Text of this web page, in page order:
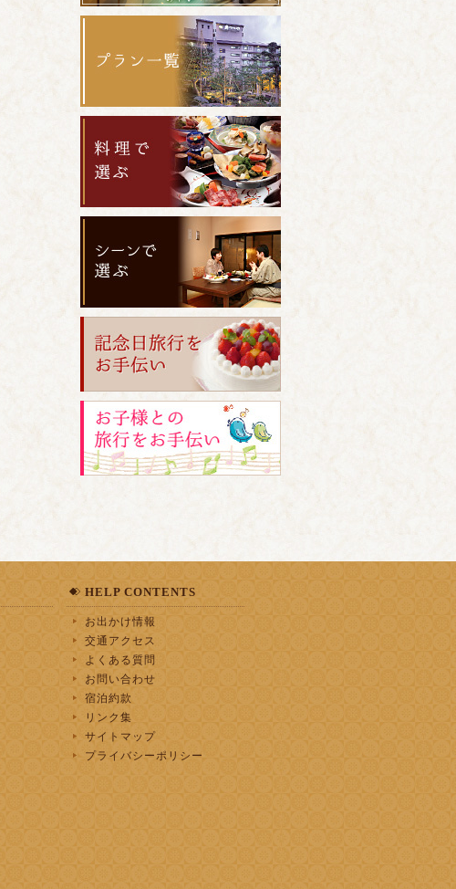
HELP CONTENTS
お出かけ情報
交通アクセス
よくある質問
お問い合わせ
宿泊約款
リンク集
サイトマップ
プライバシーポリシー